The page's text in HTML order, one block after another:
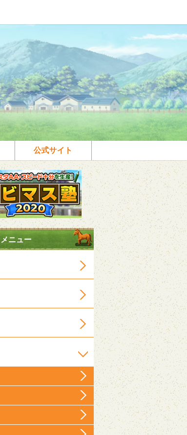
公式サイト
メニュー